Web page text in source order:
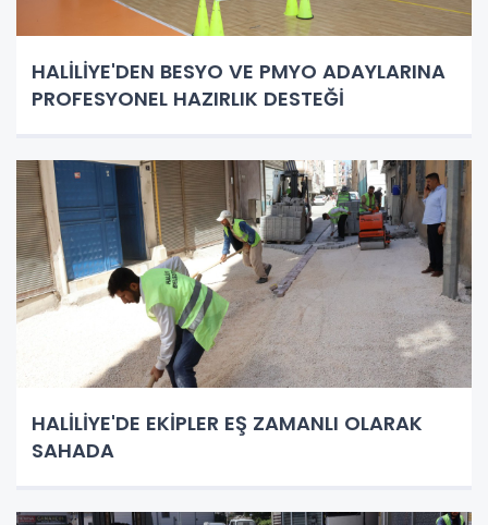
HALİLİYE'DEN BESYO VE PMYO ADAYLARINA
PROFESYONEL HAZIRLIK DESTEĞİ
HALİLİYE'DE EKİPLER EŞ ZAMANLI OLARAK
SAHADA